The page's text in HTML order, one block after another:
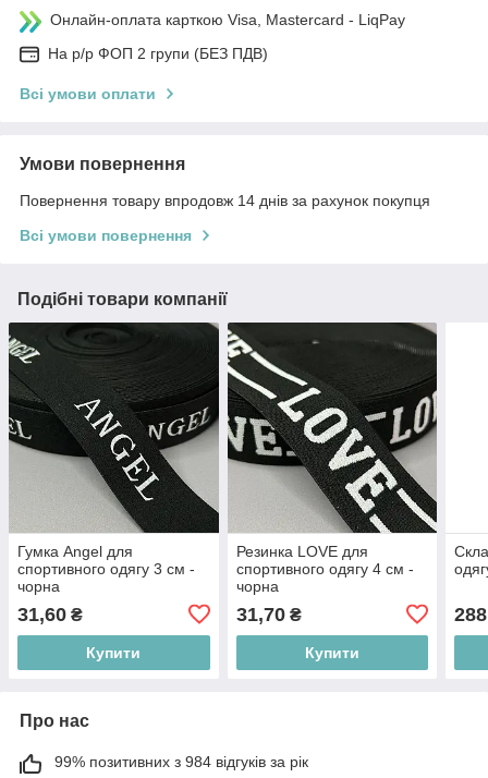
Онлайн-оплата карткою Visa, Mastercard - LiqPay
На р/р ФОП 2 групи (БЕЗ ПДВ)
Всі умови оплати
Умови повернення
Повернення товару впродовж 14 днів за рахунок покупця
Всі умови повернення
Подібні товари компанії
Гумка Angel для
спортивного одягу 3 см -
чорна
31,60 ₴
Купити
Резинка LOVE для
спортивного одягу 4 см -
чорна
31,70₴
Купити
Про нас
99% позитивних з 984 відгуків за рік